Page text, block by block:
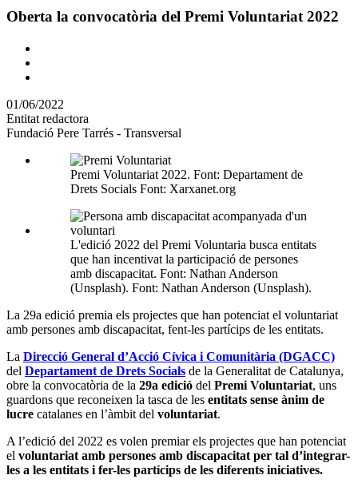
la
Oberta la convocatòria del Premi Voluntariat 2022
Comparteix
altres
xarxes
socials
01/06/2022
Entitat redactora
Fundació Pere Tarrés - Transversal
Premi Voluntariat 2022. Font: Departament de
Drets Socials Font: Xarxanet.org
L'edició 2022 del Premi Voluntaria busca entitats
que han incentivat la participació de persones
amb discapacitat. Font: Nathan Anderson
(Unsplash). Font: Nathan Anderson (Unsplash).
La 29a edició premia els projectes que han potenciat el voluntariat
amb persones amb discapacitat, fent-les partícips de les entitats.
La Direcció General d’Acció Cívica i Comunitària (DGACC)
del Departament de Drets Socials de la Generalitat de Catalunya,
obre la convocatòria de la 29a edició del Premi Voluntariat, uns
guardons que reconeixen la tasca de les entitats sense ànim de
lucre catalanes en l’àmbit del voluntariat.
A l’edició del 2022 es volen premiar els projectes que han potenciat
el voluntariat amb persones amb discapacitat per tal d’integrar-
les a les entitats i fer-les partícips de les diferents iniciatives.